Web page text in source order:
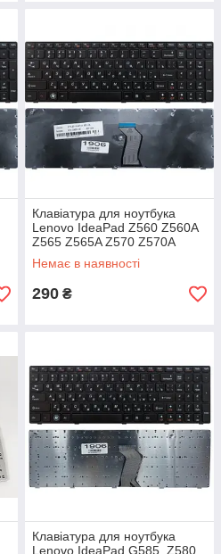
Клавіатура для ноутбука
Lenovo IdeaPad Z560 Z560A
Z565 Z565A Z570 Z570A
Z575
Немає в наявності
290 ₴
Клавіатура для ноутбука
Lenovo IdeaPad G585, Z580,